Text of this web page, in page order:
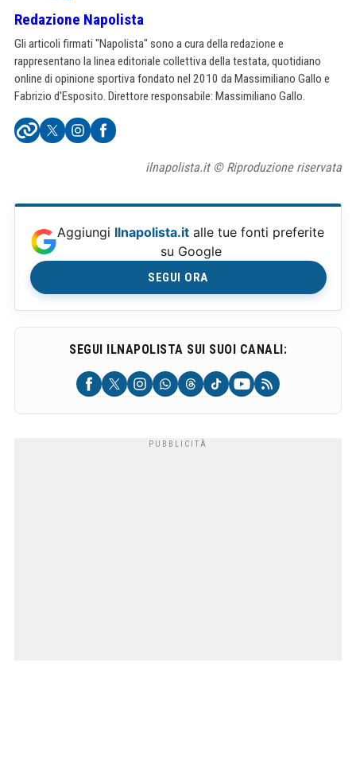
Redazione Napolista
Gli articoli firmati "Napolista" sono a cura della redazione e
rappresentano la linea editoriale collettiva della testata, quotidiano
online di opinione sportiva fondato nel 2010 da Massimiliano Gallo e
Fabrizio d'Esposito. Direttore responsabile: Massimiliano Gallo.
ilnapolista.it © Riproduzione riservata
Aggiungi Ilnapolista.it alle tue fonti preferite
su Google
SEGUI ORA
SEGUI ILNAPOLISTA SUI SUOI CANALI: